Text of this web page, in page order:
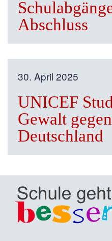
Abschluss
30. April 2025
UNICEF
Gewalt
Deutschland